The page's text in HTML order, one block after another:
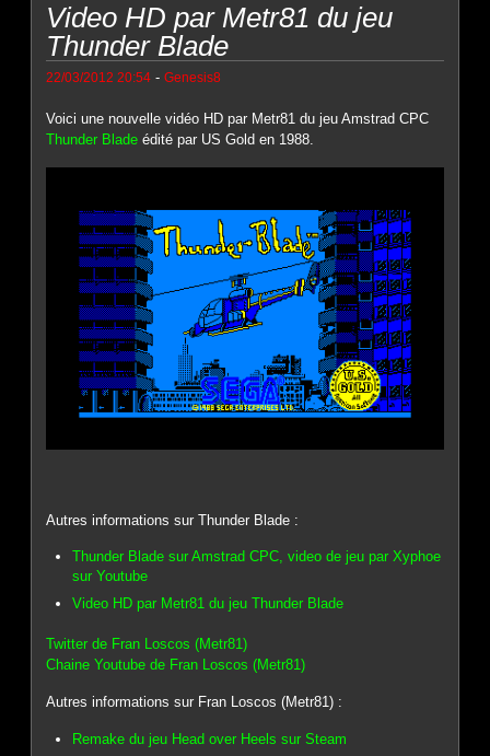
Video HD par Metr81 du jeu
Thunder Blade
22/03/2012 20:54 -Genesis8
Voici une nouvelle vidéo HD par Metr81 du jeu Amstrad CPC
Thunder Blade édité par US Gold en 1988.
Autres informations sur Thunder Blade :
Thunder Blade sur Amstrad CPC, video de jeu par Xyphoe
sur Youtube
Video HD par Metr81 du jeu Thunder Blade
Twitter de Fran Loscos (Metr81)
Chaine Youtube de Fran Loscos (Metr81)
Autres informations sur Fran Loscos (Metr81) :
Remake du jeu Head over Heels sur Steam